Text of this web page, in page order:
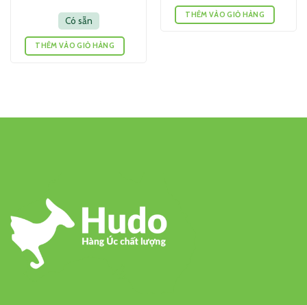
Có sẵn
THÊM VÀO GIỎ HÀNG
THÊM VÀO GIỎ HÀNG